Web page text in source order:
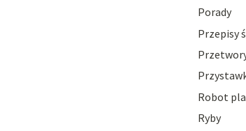
Porady
Przepisy
Robot
Ryby